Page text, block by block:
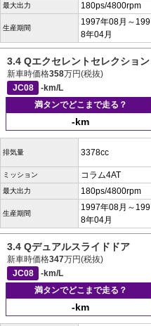
最大出力 180ps/4800rpm
生産期間
1997年08月～199
8年04月
3.4 Qエクセレントセレクション
新車時価格358万円(税抜)
JC08
-km/L
満タンでどこまで走る？
-km
排気量 3378cc
ミッション コラム4AT
最大出力 180ps/4800rpm
生産期間
1997年08月～199
8年04月
3.4 Qデュアルスライドドア
新車時価格347万円(税抜)
JC08
-km/L
満タンでどこまで走る？
-km